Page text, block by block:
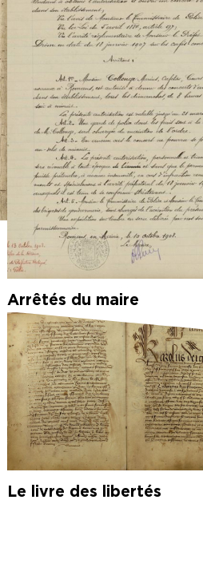
Arrêtés du maire
Le livre des libertés